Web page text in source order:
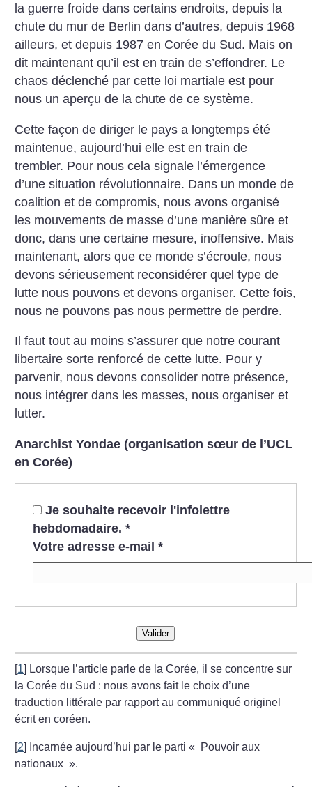
la guerre froide dans certains endroits, depuis la
chute du mur de Berlin dans d’autres, depuis 1968
ailleurs, et depuis 1987 en Corée du Sud. Mais on
dit maintenant qu’il est en train de s’effondrer. Le
chaos déclenché par cette loi martiale est pour
nous un aperçu de la chute de ce système.
Cette façon de diriger le pays a longtemps été
maintenue, aujourd’hui elle est en train de
trembler. Pour nous cela signale l’émergence
d’une situation révolutionnaire. Dans un monde de
coalition et de compromis, nous avons organisé
les mouvements de masse d’une manière sûre et
donc, dans une certaine mesure, inoffensive. Mais
maintenant, alors que ce monde s’écroule, nous
devons sérieusement reconsidérer quel type de
lutte nous pouvons et devons organiser. Cette fois,
nous ne pouvons pas nous permettre de perdre.
Il faut tout au moins s’assurer que notre courant
libertaire sorte renforcé de cette lutte. Pour y
parvenir, nous devons consolider notre présence,
nous intégrer dans les masses, nous organiser et
lutter.
Anarchist Yondae (organisation sœur de l’UCL
en Corée)
Je souhaite recevoir l'infolettre
hebdomadaire. *
Votre adresse e-mail *
Valider
[1] Lorsque l’article parle de la Corée, il se concentre sur
la Corée du Sud : nous avons fait le choix d’une
traduction littérale par rapport au communiqué originel
écrit en coréen.
[2] Incarnée aujourd’hui par le parti «
Pouvoir aux
nationaux ».